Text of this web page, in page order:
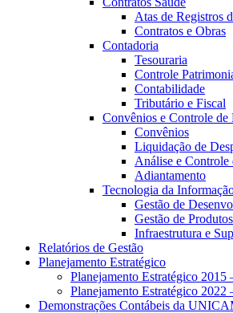
Atas de Registros
Contratos e Obras
Contadoria
Tesouraria
Controle
Contabilidade
Tributário e Fiscal
Convênios e Controle de
Convênios
Liquidação de
Análise e Controle
Adiantamento
Tecnologia da
Gestão de
Gestão de Produtos
Infraestrutura e
Relatórios de Gestão
Planejamento Estratégico
Planejamento Estratégico 2015
Planejamento Estratégico 2022
Demonstrações Contábeis da